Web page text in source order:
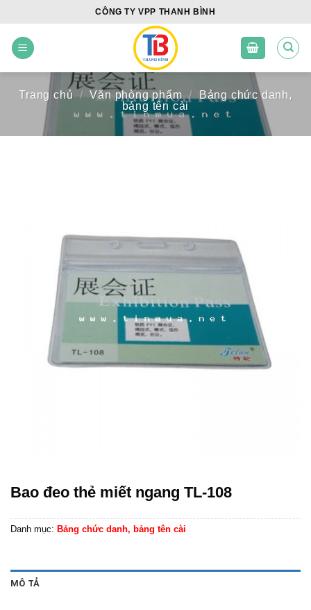
content
CÔNG TY VPP THANH BÌNH
Trang chủ / Văn phòng phẩm /
Bảng chức danh,
bảng tên cài
Bao đeo thẻ miết ngang TL-108
Danh mục: Bảng chức danh, bảng tên cài
MÔ TẢ